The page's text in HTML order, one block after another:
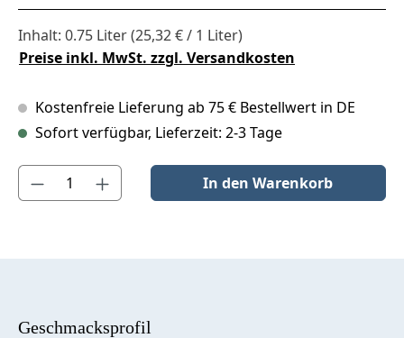
Inhalt: 0.75 Liter(25,32 € / 1 Liter)
Preise inkl. MwSt. zzgl. Versandkosten
Kostenfreie Lieferung ab 75 € Bestellwert in DE
Sofort verfügbar, Lieferzeit: 2-3 Tage
Produkt Anzahl: Gib den gewünschten Wert ein oder benutze
In den Warenkorb
Geschmacksprofil